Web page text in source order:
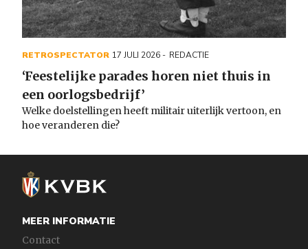
RETROSPECTATOR 17 JULI 2026 REDACTIE
‘Feestelijke parades horen niet thuis in
een oorlogsbedrijf’
Welke doelstellingen heeft militair uiterlijk vertoon, en
hoe veranderen die?
MEER INFORMATIE
Contact